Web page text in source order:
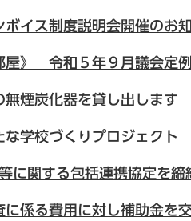
ボイス制度説明会開催のお
屋》 令和５年９月議会定
無煙炭化器を貸し出します
な学校づくりプロジェクト
に関する包括連携協定を締
に係る費用に対し補助金を